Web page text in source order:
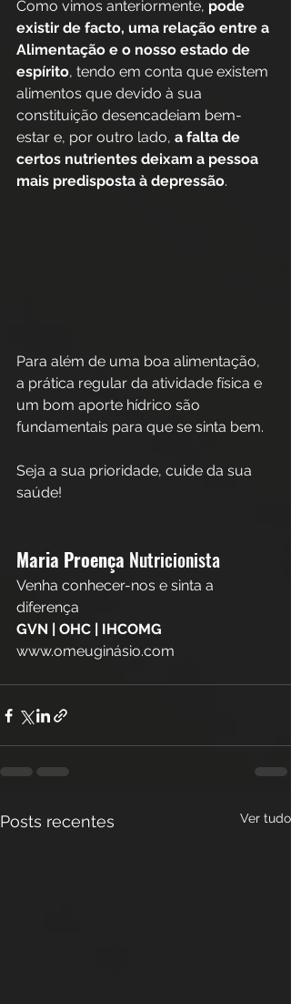
Como vimos anteriormente, pode
existir de facto, uma relação entre a
Alimentação e o nosso estado de
espírito, tendo em conta que existem
alimentos que devido à sua
constituição desencadeiam bem-
estar e, por outro lado, a falta de
certos nutrientes deixam a pessoa
mais predisposta à depressão.
Para além de uma boa alimentação,
a prática regular da atividade física e
um bom aporte hídrico são
fundamentais para que se sinta bem.
Seja a sua prioridade, cuide da sua
saúde!
Maria Proença Nutricionista
Venha conhecer-nos e sinta a
diferença
GVN | OHC | IHCOMG
www.omeuginásio.com
Posts recentes Ver tudo